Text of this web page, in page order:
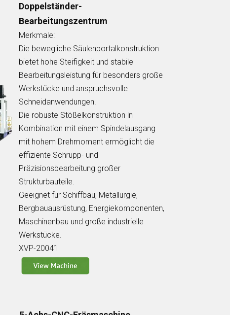
Doppelständer-
Bearbeitungszentrum
Merkmale:
Die bewegliche Säulenportalkonstruktion
bietet hohe Steifigkeit und stabile
Bearbeitungsleistung für besonders große
Werkstücke und anspruchsvolle
Schneidanwendungen.
Die robuste Stößelkonstruktion in
Kombination mit einem Spindelausgang
mit hohem Drehmoment ermöglicht die
effiziente Schrupp- und
Präzisionsbearbeitung großer
Strukturbauteile.
Geeignet für Schiffbau, Metallurgie,
Bergbauausrüstung, Energiekomponenten,
Maschinenbau und große industrielle
Werkstücke.
XVP-20041